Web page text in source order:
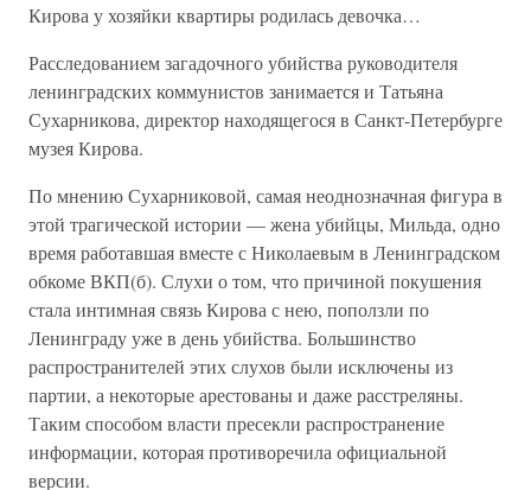
Кирова у хозяйки квартиры родилась девочка…
Расследованием загадочного убийства руководителя
ленинградских коммунистов занимается и Татьяна
Сухарникова, директор находящегося в Санкт-Петербурге
музея Кирова.
По мнению Сухарниковой, самая неоднозначная фигура в
этой трагической истории — жена убийцы, Мильда, одно
время работавшая вместе с Николаевым в Ленинградском
обкоме ВКП(б). Слухи о том, что причиной покушения
стала интимная связь Кирова с нею, поползли по
Ленинграду уже в день убийства. Большинство
распространителей этих слухов были исключены из
партии, а некоторые арестованы и даже расстреляны.
Таким способом власти пресекли распространение
информации, которая противоречила официальной
версии.